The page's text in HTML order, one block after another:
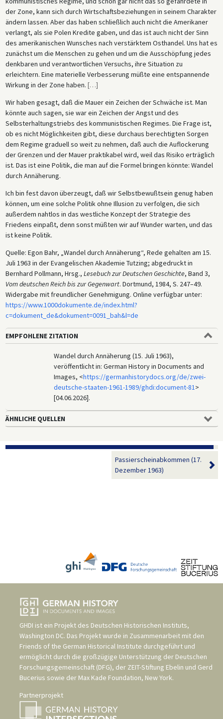
der Zone, kann sich durch Wirtschaftsbeziehungen in seinem Charakter
ändern lassen. Aber das haben schließlich auch nicht die Amerikaner
verlangt, als sie Polen Kredite gaben, und das ist auch nicht der Sinn
des amerikanischen Wunsches nach verstärktem Osthandel. Uns hat es
zunächst um die Menschen zu gehen und um die Ausschöpfung jedes
denkbaren und verantwortlichen Versuchs, ihre Situation zu
erleichtern. Eine materielle Verbesserung müßte eine entspannende
Wirkung in der Zone haben. […]
Wir haben gesagt, daß die Mauer ein Zeichen der Schwäche ist. Man
könnte auch sagen, sie war ein Zeichen der Angst und des
Selbsterhaltungstriebs des kommunistischen Regimes. Die Frage ist,
ob es nicht Möglichkeiten gibt, diese durchaus berechtigten Sorgen
dem Regime graduell so weit zu nehmen, daß auch die Auflockerung
der Grenzen und der Mauer praktikabel wird, weil das Risiko erträglich
ist. Das ist eine Politik, die man auf die Formel bringen könnte: Wandel
durch Annäherung.
Ich bin fest davon überzeugt, daß wir Selbstbewußtsein genug haben
können, um eine solche Politik ohne Illusion zu verfolgen, die sich
außerdem nahtlos in das westliche Konzept der Strategie des
Friedens einpaßt, denn sonst müßten wir auf Wunder warten, und das
ist keine Politik.
Quelle: Egon Bahr, „Wandel durch Annäherung“, Rede gehalten am 15.
Juli 1963 in der Evangelischen Akademie Tutzing; abgedruckt in
Bernhard Pollmann, Hrsg., Lesebuch zur Deutschen Geschichte, Band 3,
Vom deutschen Reich bis zur Gegenwart. Dortmund, 1984, S. 247–49.
Widergabe mit freundlicher Genehmigung. Online verfügbar unter:
https://www.1000dokumente.de/index.html?
c=dokument_de&dokument=0091_bah&l=de
EMPFOHLENE ZITATION
Wandel durch Annäherung (15. Juli 1963),
veröffentlicht in: German History in Documents and
Images, <https://germanhistorydocs.org/de/zwei-
deutsche-staaten-1961-1989/ghdi:document-81 >
[04.06.2026].
ÄHNLICHE QUELLEN
Passierscheinabkommen (17.
Dezember 1963)
GHDI ist ein Projekt des Deutschen Historischen Instituts,
Washington DC. Das Projekt wurde in Zusammenarbeit mit den
Friends of the German Historical Institute durchgeführt und
ermöglicht durch die großzügige Unterstützung der Deutschen
Forschungsgemeinschaft (DFG), der ZEIT-Stiftung Ebelin und Gerd
Bucerius sowie der Max Kade Foundation, New York.
Partnerprojekt